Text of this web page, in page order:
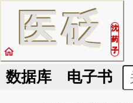
医砭
沈
药
子
home
数据库 电子书